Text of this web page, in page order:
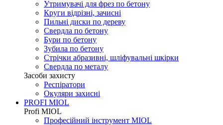
Утримувачі для фрез по бетону
Круги відрізні, зачисні
Пильні диски по дереву
Свердла по бетону
Бури по бетону
Зубила по бетону
Стрічки абразивні, шліфувальні шкірки
Свердла по металу
Засоби захисту
Респіратори
Окуляри захисні
PROFI MIOL
Profi MIOL
Професійний інструмент MIOL